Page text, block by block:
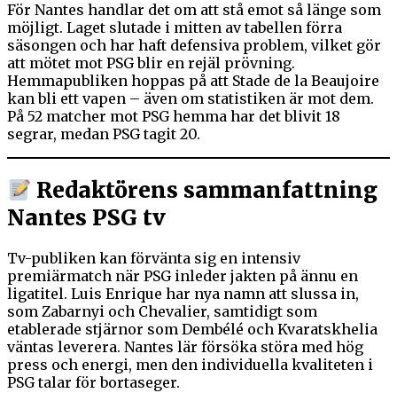
För Nantes handlar det om att stå emot så länge som
möjligt. Laget slutade i mitten av tabellen förra
säsongen och har haft defensiva problem, vilket gör
att mötet mot PSG blir en rejäl prövning.
Hemmapubliken hoppas på att Stade de la Beaujoire
kan bli ett vapen – även om statistiken är mot dem.
På 52 matcher mot PSG hemma har det blivit 18
segrar, medan PSG tagit 20.
Redaktörens sammanfattning
Nantes PSG tv
Tv-publiken kan förvänta sig en intensiv
premiärmatch när PSG inleder jakten på ännu en
ligatitel. Luis Enrique har nya namn att slussa in,
som Zabarnyi och Chevalier, samtidigt som
etablerade stjärnor som Dembélé och Kvaratskhelia
väntas leverera. Nantes lär försöka störa med hög
press och energi, men den individuella kvaliteten i
PSG talar för bortaseger.